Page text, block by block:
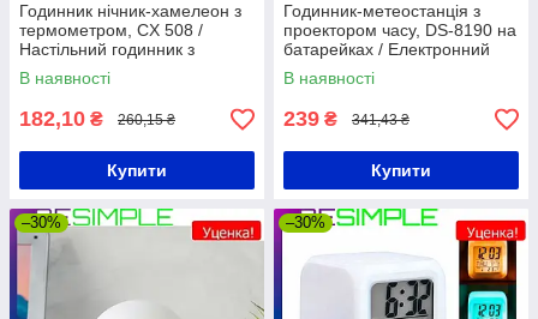
Годинник нічник-хамелеон з
термометром, CX 508 /
Настільний годинник з
будильником, календарем та
LED підсвічуванням
В наявності
182,10 ₴ 260,15 ₴
Купити
Годинник-метеостанція з
проектором часу, DS-8190 на
батарейках / Електронний
годинник / Годинник
настільний
В наявності
239 ₴ 341,43 ₴
Купити
–30% –30%